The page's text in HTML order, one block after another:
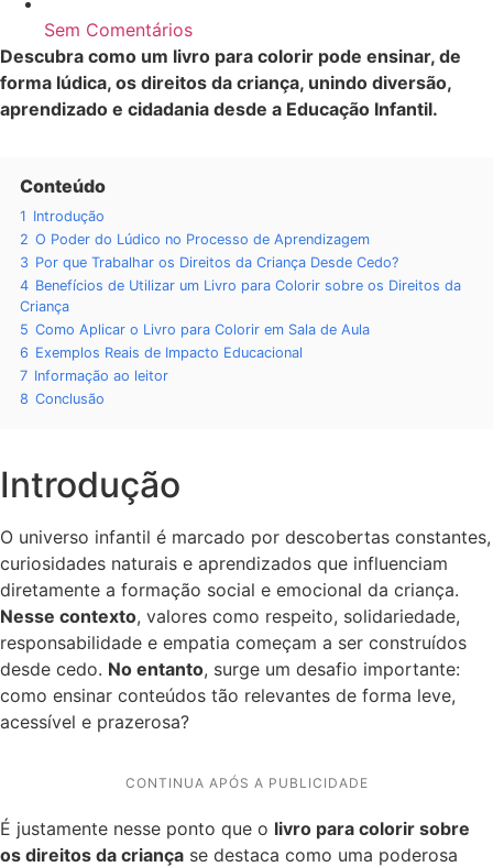
Sem Comentários
Descubra como um livro para colorir pode ensinar, de
forma lúdica, os direitos da criança, unindo diversão,
aprendizado e cidadania desde a Educação Infantil.
Conteúdo
1 Introdução
2 O Poder do Lúdico no Processo de Aprendizagem
3 Por que Trabalhar os Direitos da Criança Desde Cedo?
4 Benefícios de Utilizar um Livro para Colorir sobre os Direitos da
Criança
5 Como Aplicar o Livro para Colorir em Sala de Aula
6 Exemplos Reais de Impacto Educacional
7 Informação ao leitor
8 Conclusão
Introdução
O universo infantil é marcado por descobertas constantes,
curiosidades naturais e aprendizados que influenciam
diretamente a formação social e emocional da criança.
Nesse contexto, valores como respeito, solidariedade,
responsabilidade e empatia começam a ser construídos
desde cedo. No entanto, surge um desafio importante:
como ensinar conteúdos tão relevantes de forma leve,
acessível e prazerosa?
CONTINUA APÓS A PUBLICIDADE
É justamente nesse ponto que o livro para colorir sobre
os direitos da criança se destaca como uma poderosa